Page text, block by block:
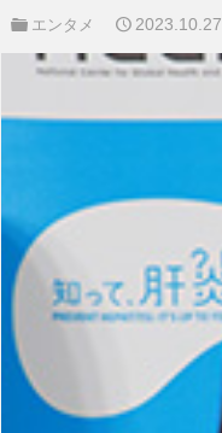
エンタメ 2023.10.27